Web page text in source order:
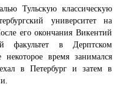
Тульскую классическую
университет на
его окончания Викентий
факультет в Дерптском
время занимался
в Петербург и затем в